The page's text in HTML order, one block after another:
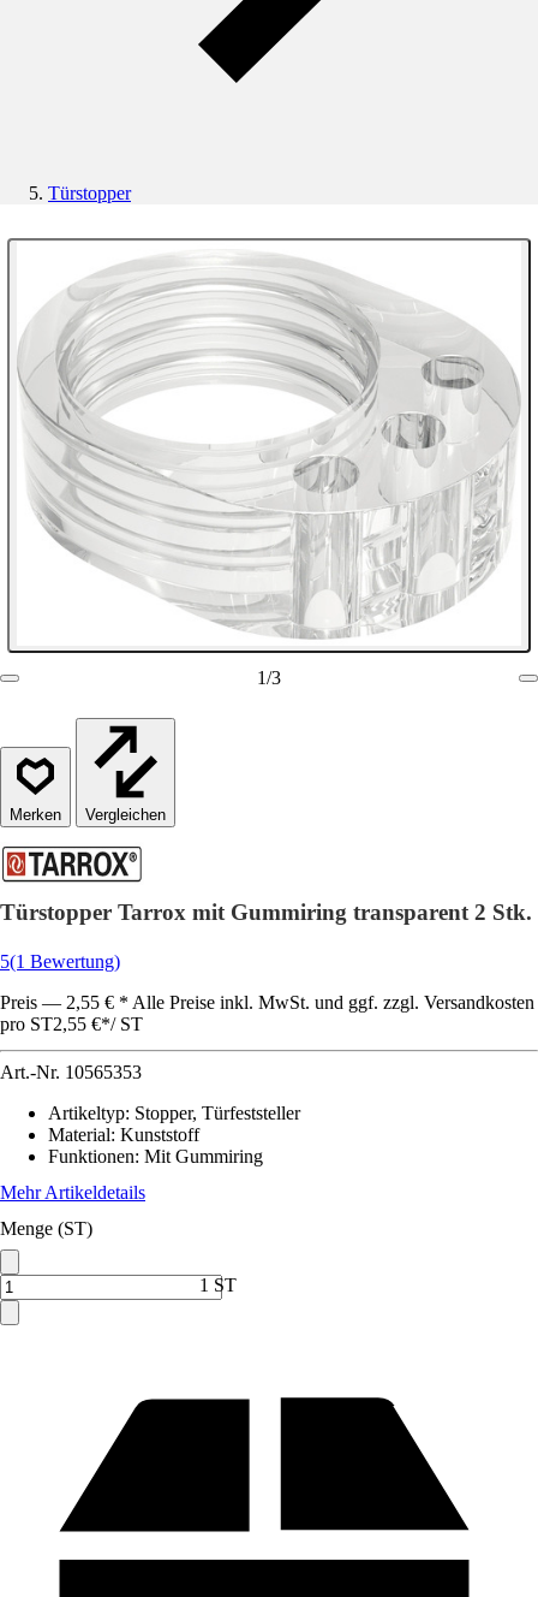
Türstopper
1/3
Vergleichen
Türstopper Tarrox mit Gummiring transparent 2 Stk.
5(1 Bewertung)
Preis — 2,55 € * Alle Preise inkl. MwSt. und ggf. zzgl. Versandkosten
pro ST2,55 €*/ ST
Art.-Nr. 10565353
Artikeltyp: Stopper, Türfeststeller
Material: Kunststoff
Funktionen: Mit Gummiring
Mehr Artikeldetails
Menge (ST)
1 ST